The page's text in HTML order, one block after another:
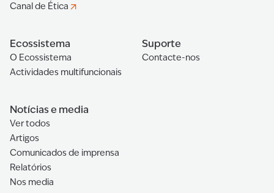
Canal de Ética
Ecossistema
O Ecossistema
Actividades multifuncionais
Suporte
Contacte-nos
Notícias e media
Ver todos
Artigos
Comunicados de imprensa
Relatórios
Nos media